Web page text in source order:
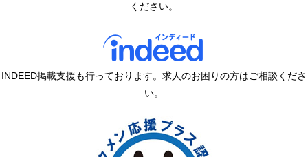
ください。
INDEED掲載支援も行っております。求人のお困りの方はご相談くださ
い。